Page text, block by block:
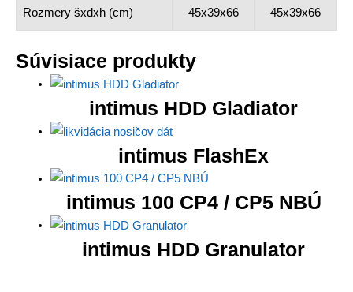
Rozmery šxdxh (cm) 45x39x66 45x39x66
Súvisiace produkty
intimus HDD Gladiator
intimus FlashEx
intimus 100 CP4 / CP5 NBÚ
intimus HDD Granulator